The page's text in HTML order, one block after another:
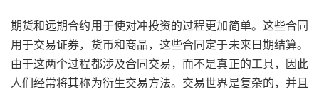
期货和远期合约用于使对冲投资的过程更加简单。这些合同
用于交易证券，货币和商品，这些合同定于未来日期结算。
由于这两个过程都涉及合同交易，而不是真正的工具，因此
人们经常将其称为衍生交易方法。交易世界是复杂的，并且